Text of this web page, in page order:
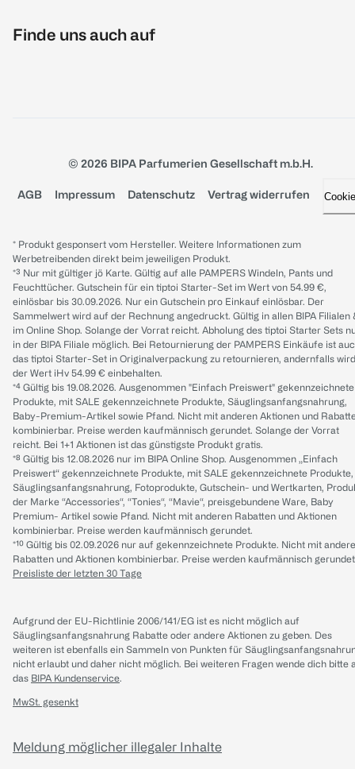
Finde uns auch auf
© 2026 BIPA Parfumerien Gesellschaft m.b.H.
AGB Impressum Datenschutz Vertrag widerrufen
* Produkt gesponsert vom Hersteller. Weitere Informationen zum
Werbetreibenden direkt beim jeweiligen Produkt.
*³ Nur mit gültiger jö Karte. Gültig auf alle PAMPERS Windeln, Pants und
Feuchttücher. Gutschein für ein tiptoi Starter-Set im Wert von 54.99 €,
einlösbar bis 30.09.2026. Nur ein Gutschein pro Einkauf einlösbar. Der
Sammelwert wird auf der Rechnung angedruckt. Gültig in allen BIPA Filialen
im Online Shop. Solange der Vorrat reicht. Abholung des tiptoi Starter Sets
in der BIPA Filiale möglich. Bei Retournierung der PAMPERS Einkäufe ist
das tiptoi Starter-Set in Originalverpackung zu retournieren, andernfalls wird
der Wert iHv 54.99 € einbehalten.
*⁴ Gültig bis 19.08.2026. Ausgenommen "Einfach Preiswert" gekennzeichnete
Produkte, mit SALE gekennzeichnete Produkte, Säuglingsanfangsnahrung,
Baby-Premium-Artikel sowie Pfand. Nicht mit anderen Aktionen und
kombinierbar. Preise werden kaufmännisch gerundet. Solange der Vorrat
reicht. Bei 1+1 Aktionen ist das günstigste Produkt gratis.
*⁸ Gültig bis 12.08.2026 nur im BIPA Online Shop. Ausgenommen „Einfach
Preiswert“ gekennzeichnete Produkte, mit SALE gekennzeichnete Produkte,
Säuglingsanfangsnahrung, Fotoprodukte, Gutschein- und Wertkarten,
der Marke “Accessories“, “Tonies“, “Mavie“, preisgebundene Ware, Baby
Premium- Artikel sowie Pfand. Nicht mit anderen Rabatten und Aktionen
kombinierbar. Preise werden kaufmännisch gerundet.
*¹⁰ Gültig bis 02.09.2026 nur auf gekennzeichnete Produkte. Nicht mit
Rabatten und Aktionen kombinierbar. Preise werden kaufmännisch
Preisliste der letzten 30 Tage
Aufgrund der EU-Richtlinie 2006/141/EG ist es nicht möglich auf
Säuglingsanfangsnahrung Rabatte oder andere Aktionen zu geben. Des
weiteren ist ebenfalls ein Sammeln von Punkten für
nicht erlaubt und daher nicht möglich. Bei weiteren Fragen wende dich bitte
das BIPA Kundenservice.
MwSt. gesenkt
Meldung möglicher illegaler Inhalte